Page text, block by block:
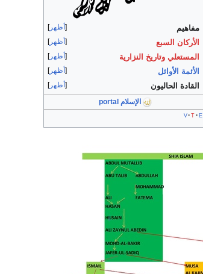
أظهر مفاهيم
أظهر الأركان السبع
أظهر المستعلي وتاريخ النزارية
أظهر الأئمة الأوائل
أظهر القادة الحاليون
الإسلام portal
v t e